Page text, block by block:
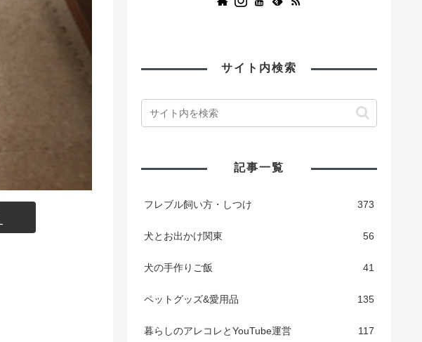
サイト内検索
記事一覧
フレブル飼い方・しつけ 373
犬とお出かけ関東 56
犬の手作りご飯 41
ペットグッズ&愛用品 135
暮らしのアレコレとYouTube運営 117